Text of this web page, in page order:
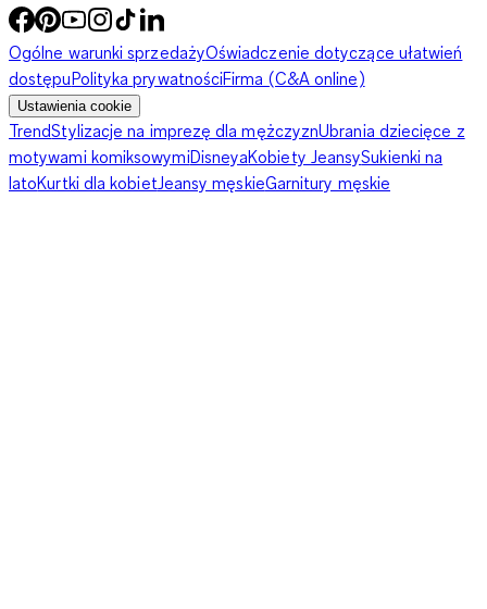
Ogólne warunki sprzedażyOświadczenie dotyczące ułatwień
dostępuPolityka prywatnościFirma (C&A online)
Ustawienia cookie
TrendStylizacje na imprezę dla mężczyznUbrania dziecięce z
motywami komiksowymiDisneyaKobiety JeansySukienki na
latoKurtki dla kobiet Jeansy męskieGarnitury męskie